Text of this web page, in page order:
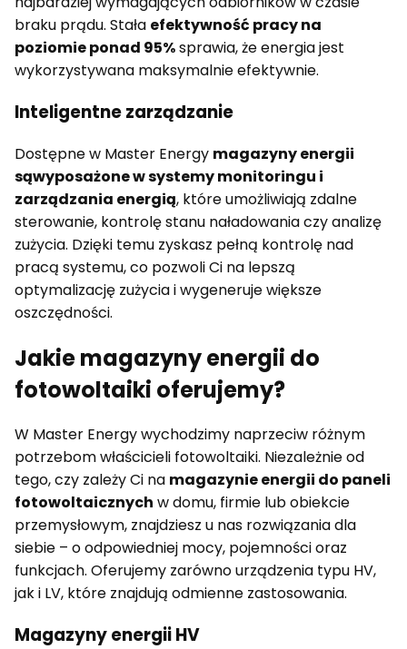
braku prądu. Stała efektywność pracy na
poziomie ponad 95%sprawia, że energia jest
wykorzystywana maksymalnie efektywnie.
Inteligentne zarządzanie
Dostępne w Master Energy magazyny energii
sąwyposażone w systemy monitoringu i
zarządzania energią, które umożliwiają zdalne
sterowanie, kontrolę stanu naładowania czy analizę
zużycia. Dzięki temu zyskasz pełną kontrolę nad
pracą systemu, co pozwoli Ci na lepszą
optymalizację zużycia i wygeneruje większe
oszczędności.
Jakie magazyny energii do
fotowoltaiki oferujemy?
W Master Energy wychodzimy naprzeciw różnym
potrzebom właścicieli fotowoltaiki. Niezależnie od
tego, czy zależy Ci na magazynie energii do paneli
fotowoltaicznych w domu, firmie lub obiekcie
przemysłowym, znajdziesz u nas rozwiązania dla
siebie – o odpowiedniej mocy, pojemności oraz
funkcjach. Oferujemy zarówno urządzenia typu HV,
jak i LV, które znajdują odmienne zastosowania.
Magazyny energii HV